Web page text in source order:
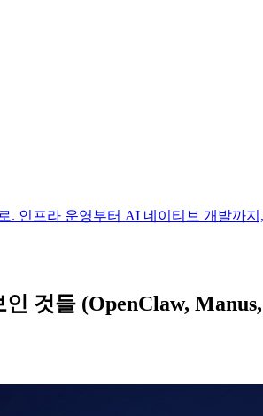
. 인프라 운영부터 AI 네이티브 개발
것들 (OpenClaw,